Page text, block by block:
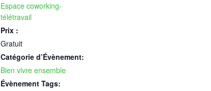
Espace coworking-
télétravail
Prix :
Gratuit
Catégorie d’Évènement:
Bien vivre ensemble
Évènement Tags: